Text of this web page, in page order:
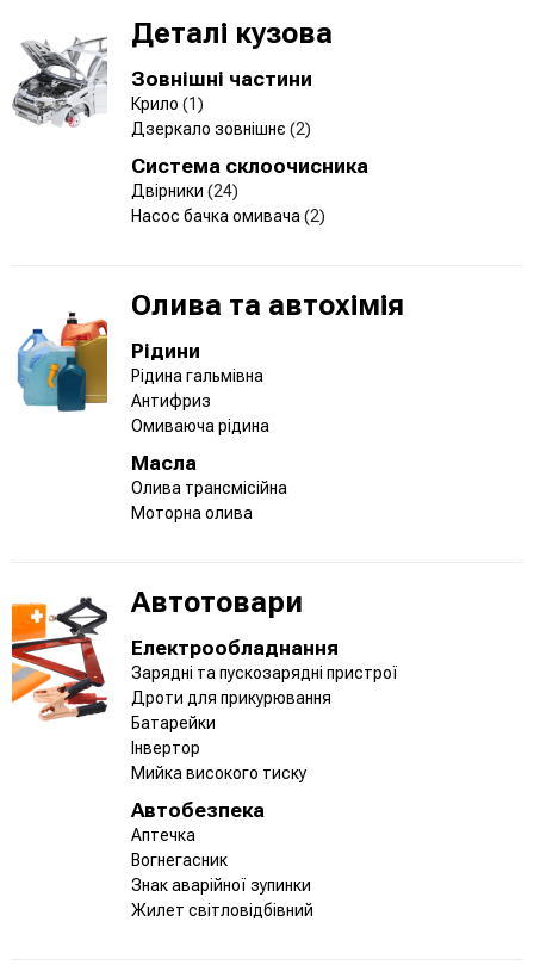
Деталі кузова
Зовнішні частини
Крило (1)
Дзеркало зовнішнє (2)
Система склоочисника
Двірники (24)
Насос бачка омивача (2)
Олива та автохімія
Рідини
Рідина гальмівна
Антифриз
Омиваюча рідина
Масла
Олива трансмісійна
Моторна олива
Автотовари
Електрообладнання
Зарядні та пускозарядні пристрої
Дроти для прикурювання
Батарейки
Інвертор
Мийка високого тиску
Автобезпека
Аптечка
Вогнегасник
Знак аварійної зупинки
Жилет світловідбівний